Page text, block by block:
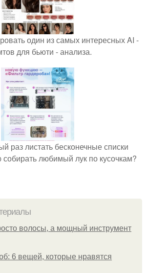
один из самых интересных AI -
для бьюти - анализа.
раз листать бесконечные списки
любимый лук по кусочкам?
волосы, а мощный инструмент
6 вещей, которые нравятся